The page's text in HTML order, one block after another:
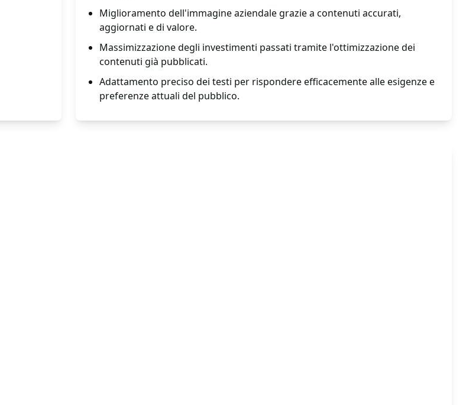
Miglioramento dell'immagine aziendale grazie a contenuti accurati,
aggiornati e di valore.
Massimizzazione degli investimenti passati tramite l'ottimizzazione dei
contenuti già pubblicati.
Adattamento preciso dei testi per rispondere efficacemente alle esigenze e
preferenze attuali del pubblico.